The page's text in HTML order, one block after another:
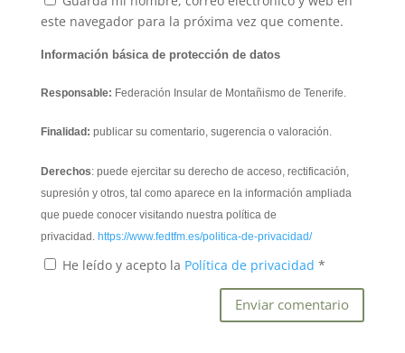
este navegador para la próxima vez que comente.
Información básica de protección de datos
Responsable: Federación Insular de Montañismo de Tenerife.
Finalidad: publicar su comentario, sugerencia o valoración.
Derechos: puede ejercitar su derecho de acceso, rectificación,
supresión y otros, tal como aparece en la información ampliada
que puede conocer visitando nuestra política de
privacidad. https://www.fedtfm.es/politica-de-privacidad/
He leído y acepto la Política de privacidad *